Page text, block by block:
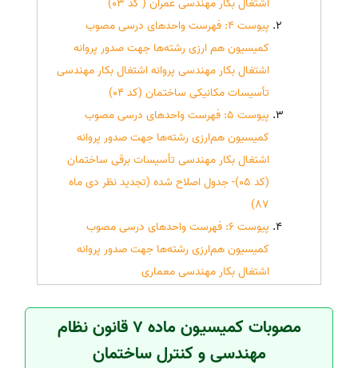
پیوست 4: فهرست واحدهای درسی مصوب
کمیسیون هم ارزی رشته‌ها جهت صدور پروانه
اشتغال بکار مهندسی پروانه اشتغال بکار مهندسی
تأسیسات مکانیکی ساختمان (کد 04)
پیوست 5: فهرست واحدهای درسی مصوب
کمیسیون هم‌ارزی رشته‌ها جهت صدور پروانه
اشتغال بکار مهندسی تأسیسات برقی ساختمان
(کد 05)- جدول اصلاح شده (تجدید نظر دی ماه
87)
پیوست 6: فهرست واحدهای درسی مصوب
کمیسیون هم‌ارزی رشته‌ها جهت صدور پروانه
اشتغال بکار مهندسی معماری
مصوبات کمیسیون ماده 7 قانون نظام
مهندسی و کنترل ساختمان